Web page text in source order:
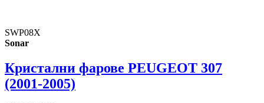
SWP08X
Sonar
Кристални фарове PEUGEOT 307
(2001-2005)